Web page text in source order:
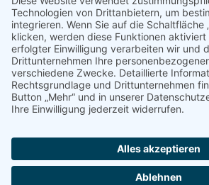
Tel. +43 676 39 11
Partner
Händler Login
Presse Login
Newsletter
Anfrage